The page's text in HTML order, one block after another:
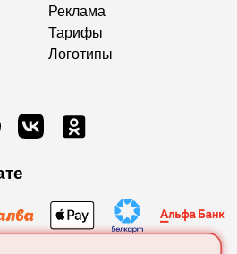
Реклама
Тарифы
Логотипы